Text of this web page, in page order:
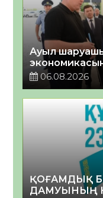
Ауыл
06.08.2026
ҚОҒАМДЫҚ
ДАМУЫНЫҢ